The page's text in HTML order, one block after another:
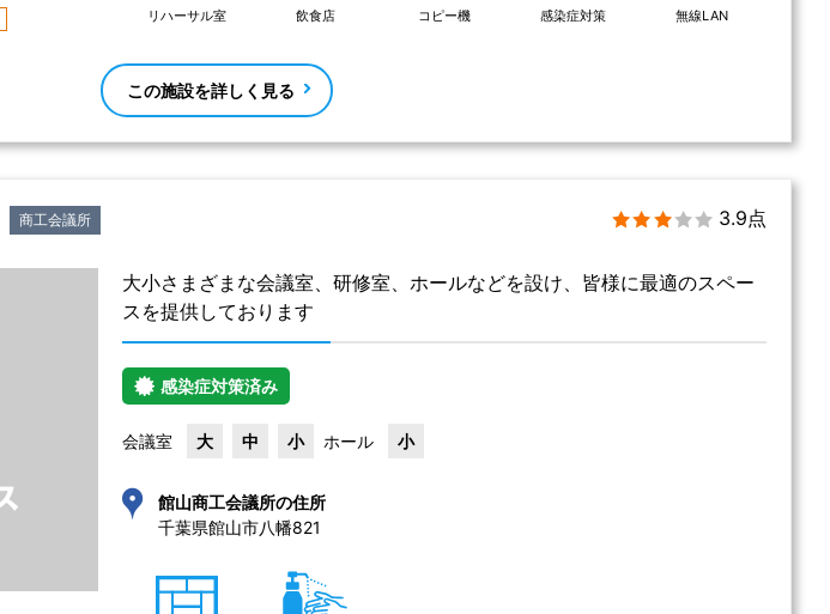
リハーサル室 飲食店 コピー機 感染症対策 無線LAN
この施設を詳しく見る
商工会議所 3.9点
大小さまざまな会議室、研修室、ホールなどを設け、皆様に最適のスペー
スを提供しております
感染症対策済み
会議室 大 中 小 ホール 小
館山商工会議所の住所
千葉県館山市八幡821